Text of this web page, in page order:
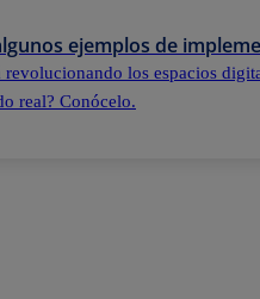
ejemplos de
los espacios
real? Conócelo.